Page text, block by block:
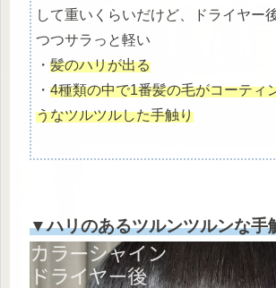
して重いくらいだけど、ドライヤー
つつサラっと軽い
・ 髪のハリが出る
・ 4種類の中で1番髪の毛がコーティ
うなツルツルした手触り
▼ハリのあるツルンツルンな手